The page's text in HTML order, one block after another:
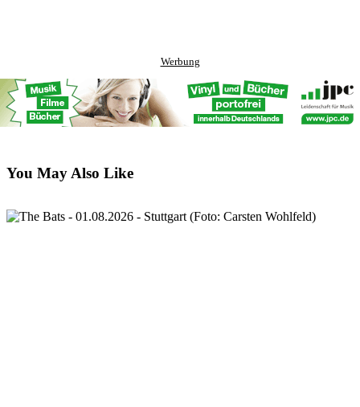
Werbung
You May Also Like